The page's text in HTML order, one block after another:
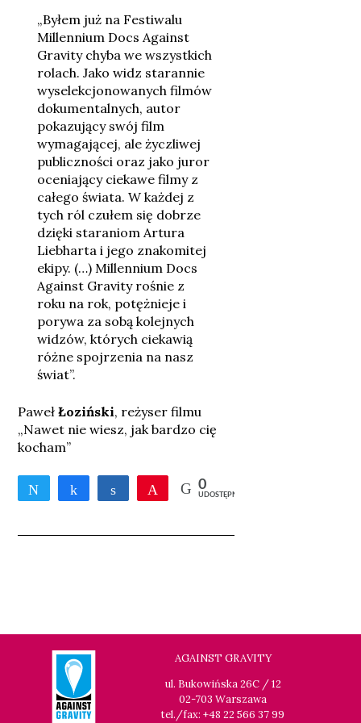
„Byłem już na Festiwalu
Millennium Docs Against
Gravity chyba we wszystkich
rolach. Jako widz starannie
wyselekcjonowanych filmów
dokumentalnych, autor
pokazujący swój film
wymagającej, ale życzliwej
publiczności oraz jako juror
oceniający ciekawe filmy z
całego świata. W każdej z
tych ról czułem się dobrze
dzięki staraniom Artura
Liebharta i jego znakomitej
ekipy. (…) Millennium Docs
Against Gravity rośnie z
roku na rok, potężnieje i
porywa za sobą kolejnych
widzów, których ciekawią
różne spojrzenia na nasz
świat”.
PawełŁoziński, reżyser filmu
„Nawet nie wiesz, jak bardzo cię
kocham”
Tweetnij UdostępnijUdostępnijPrzypnij
0
UDOSTĘPNIEŃ
AGAINST GRAVITY
ul. Bukowińska 26C / 12
02-703 Warszawa
tel./fax: +48 22 566 37 99